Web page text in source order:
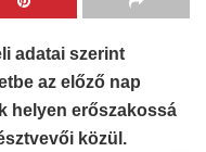
adatai szerint
az előző nap
helyen erőszakossá
közül.